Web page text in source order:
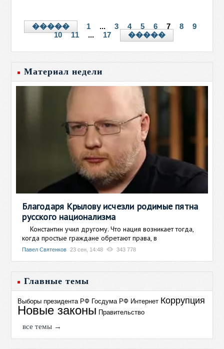
����� 1 ... 3 4 5 6 7 8
9
10
11 ... 17 �����
Материал недели
Благодаря Крылову исчезли родимые пятна
русского национализма
Константин учил другому. Что нация возникает тогда,
когда простые граждане обретают права, в
Павел Святенков 23 сен, 14:48 343 778
Главные темы
Выборы президента РФ Госдума РФ Интернет Коррупция
Новые законы Правительство
все темы →